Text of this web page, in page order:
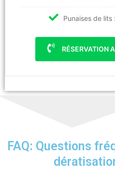
Punaises de
RÉSERVATION
FAQ: Questions